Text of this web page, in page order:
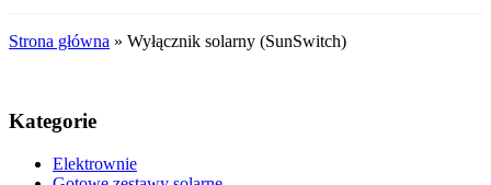
Strona główna » Wyłącznik solarny (SunSwitch)
Kategorie
Elektrownie